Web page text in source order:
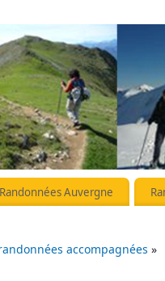
Randonnées Auvergne
accompagnées »